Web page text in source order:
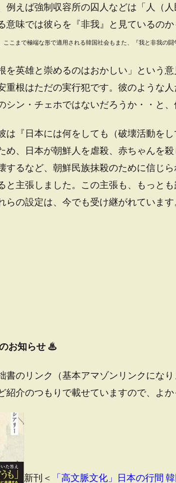
例えば強制収容所の囚人などは「人（
意味では彼らを『非我』と見ているのか
ここまで極端な形で適用される韓国社会もまた、『我と非我の闘
を英雄と崇めるのはおかしい」という
重根はただの実行犯です。彼のような
シン・チェホではないだろうか・・と、
は『日本には何をしても（破壊活動を
め、日本が朝鮮人を虐殺、赤ちゃんを
するなど、朝鮮民族抹殺のために信じ
と主張しました。この主張も、もっと
らの設定は、今でも受け継がれています
お知らせ ♨
書のリンク（基本アマゾンリンクにな
紹介のつもりで載せていますので、よか
新刊＜ 「高文脈文化」日本の行間